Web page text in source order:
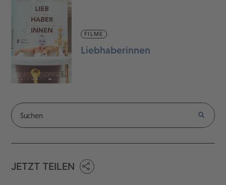
FILME
Liebhaberinnen
JETZT TEILEN